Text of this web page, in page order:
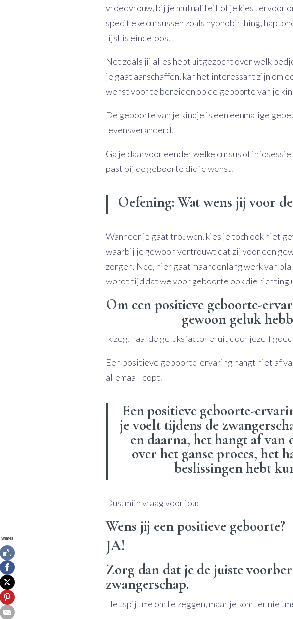
vroedvrouw, bij je mutualiteit of je kiest ervoor
specifieke cursussen zoals hypnobirthing,
lijst is eindeloos.
Net zoals jij alles hebt uitgezocht over welk
je gaat aanschaffen, kan het interessant zijn om
wenst voor te bereiden op de geboorte van je
De geboorte van je kindje is een eenmalige
levensveranderd.
Ga je daarvoor eender welke cursus of
past bij de geboorte die je wenst.
Oefening: Wat wens jij voor
Wanneer je gaat trouwen, kies je toch ook niet
waarbij je gewoon vertrouwt dat zij voor een
zorgen. Nee, hier gaat maandenlang werk van
wordt tijd dat we voor geboorte ook die richting
Om een positieve geboorte-
gewoon geluk
Ik zeg: haal de geluksfactor eruit door jezelf
Een positieve geboorte-ervaring hangt niet af
allemaal loopt.
Een positieve geboorte-
je voelt tijdens de
en daarna, het hangt af
over het ganse proces, het
beslissingen hebt
Dus, mijn vraag voor jou:
Wens jij een positieve geboorte?
JA!
Zorg dan dat je de juiste
zwangerschap.
Het spijt me om te zeggen, maar je komt er niet
Shares